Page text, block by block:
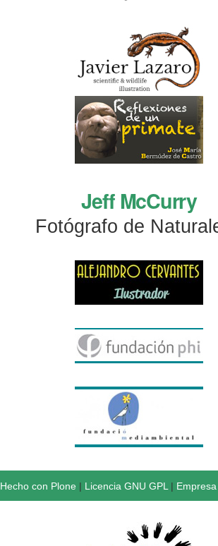
Jeff McCurry
Fotógrafo de
Hecho con Plone| Licencia GNU GPL |